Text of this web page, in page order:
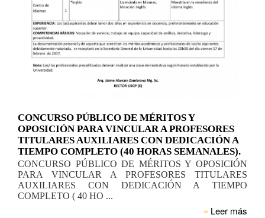
CONCURSO PÚBLICO DE MÉRITOS Y
OPOSICIÓN PARA VINCULAR A PROFESORES
TITULARES AUXILIARES CON DEDICACIÓN A
TIEMPO COMPLETO (40 HORAS SEMANALES).
CONCURSO PÚBLICO DE MÉRITOS Y OPOSICIÓN
PARA VINCULAR A PROFESORES TITULARES
AUXILIARES CON DEDICACIÓN A TIEMPO
COMPLETO ( 40 HO ...
» Leer más